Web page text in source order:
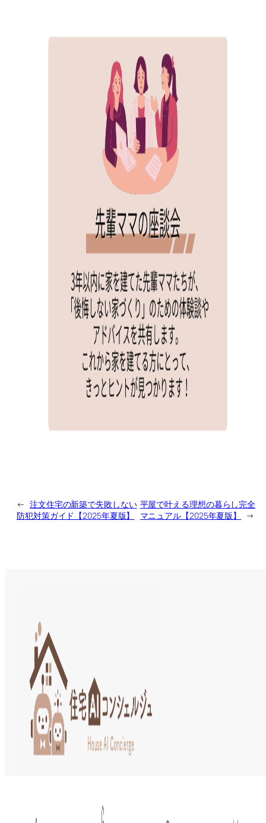
← 注文住宅の新築で失敗しない
防犯対策ガイド【2025年夏版】
平屋で叶える理想の暮らし完全
マニュアル【2025年夏版】
→
家づくりコンパス